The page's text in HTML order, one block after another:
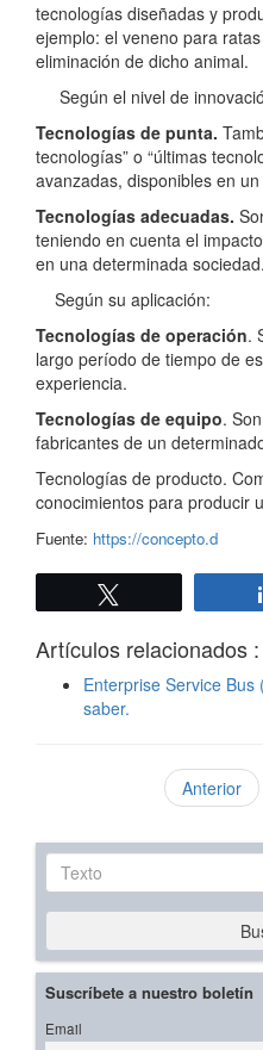
tecnologías diseñadas y
ejemplo: el veneno para
eliminación de dicho animal.
Según el nivel de
Tecnologías de punta.
tecnologías” o “últimas
avanzadas, disponibles en
Tecnologías adecuadas.
teniendo en cuenta el
en una determinada sociedad.
Según su aplicación:
Tecnologías de operación.
largo período de tiempo de
experiencia.
Tecnologías de equipo.
fabricantes de un
Tecnologías de producto.
conocimientos para producir
Fuente: https://concepto.d
Artículos relacionados :
Enterprise Service Bus
saber.
Anterior
Texto
Suscríbete a nuestro boletín
Email